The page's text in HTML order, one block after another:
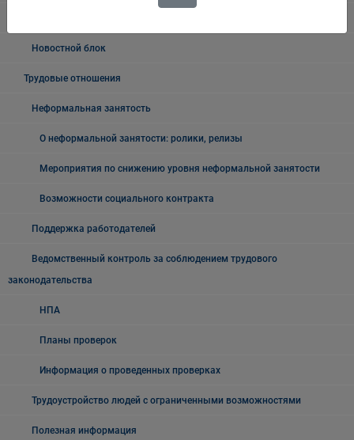
Новостной блок
Трудовые отношения
Неформальная занятость
О неформальной занятости: ролики, релизы
Мероприятия по снижению уровня неформальной занятости
Возможности социального контракта
Поддержка работодателей
Ведомственный контроль за соблюдением трудового
законодательства
НПА
Планы проверок
Информация о проведенных проверках
Трудоустройство людей с ограниченными возможностями
Полезная информация